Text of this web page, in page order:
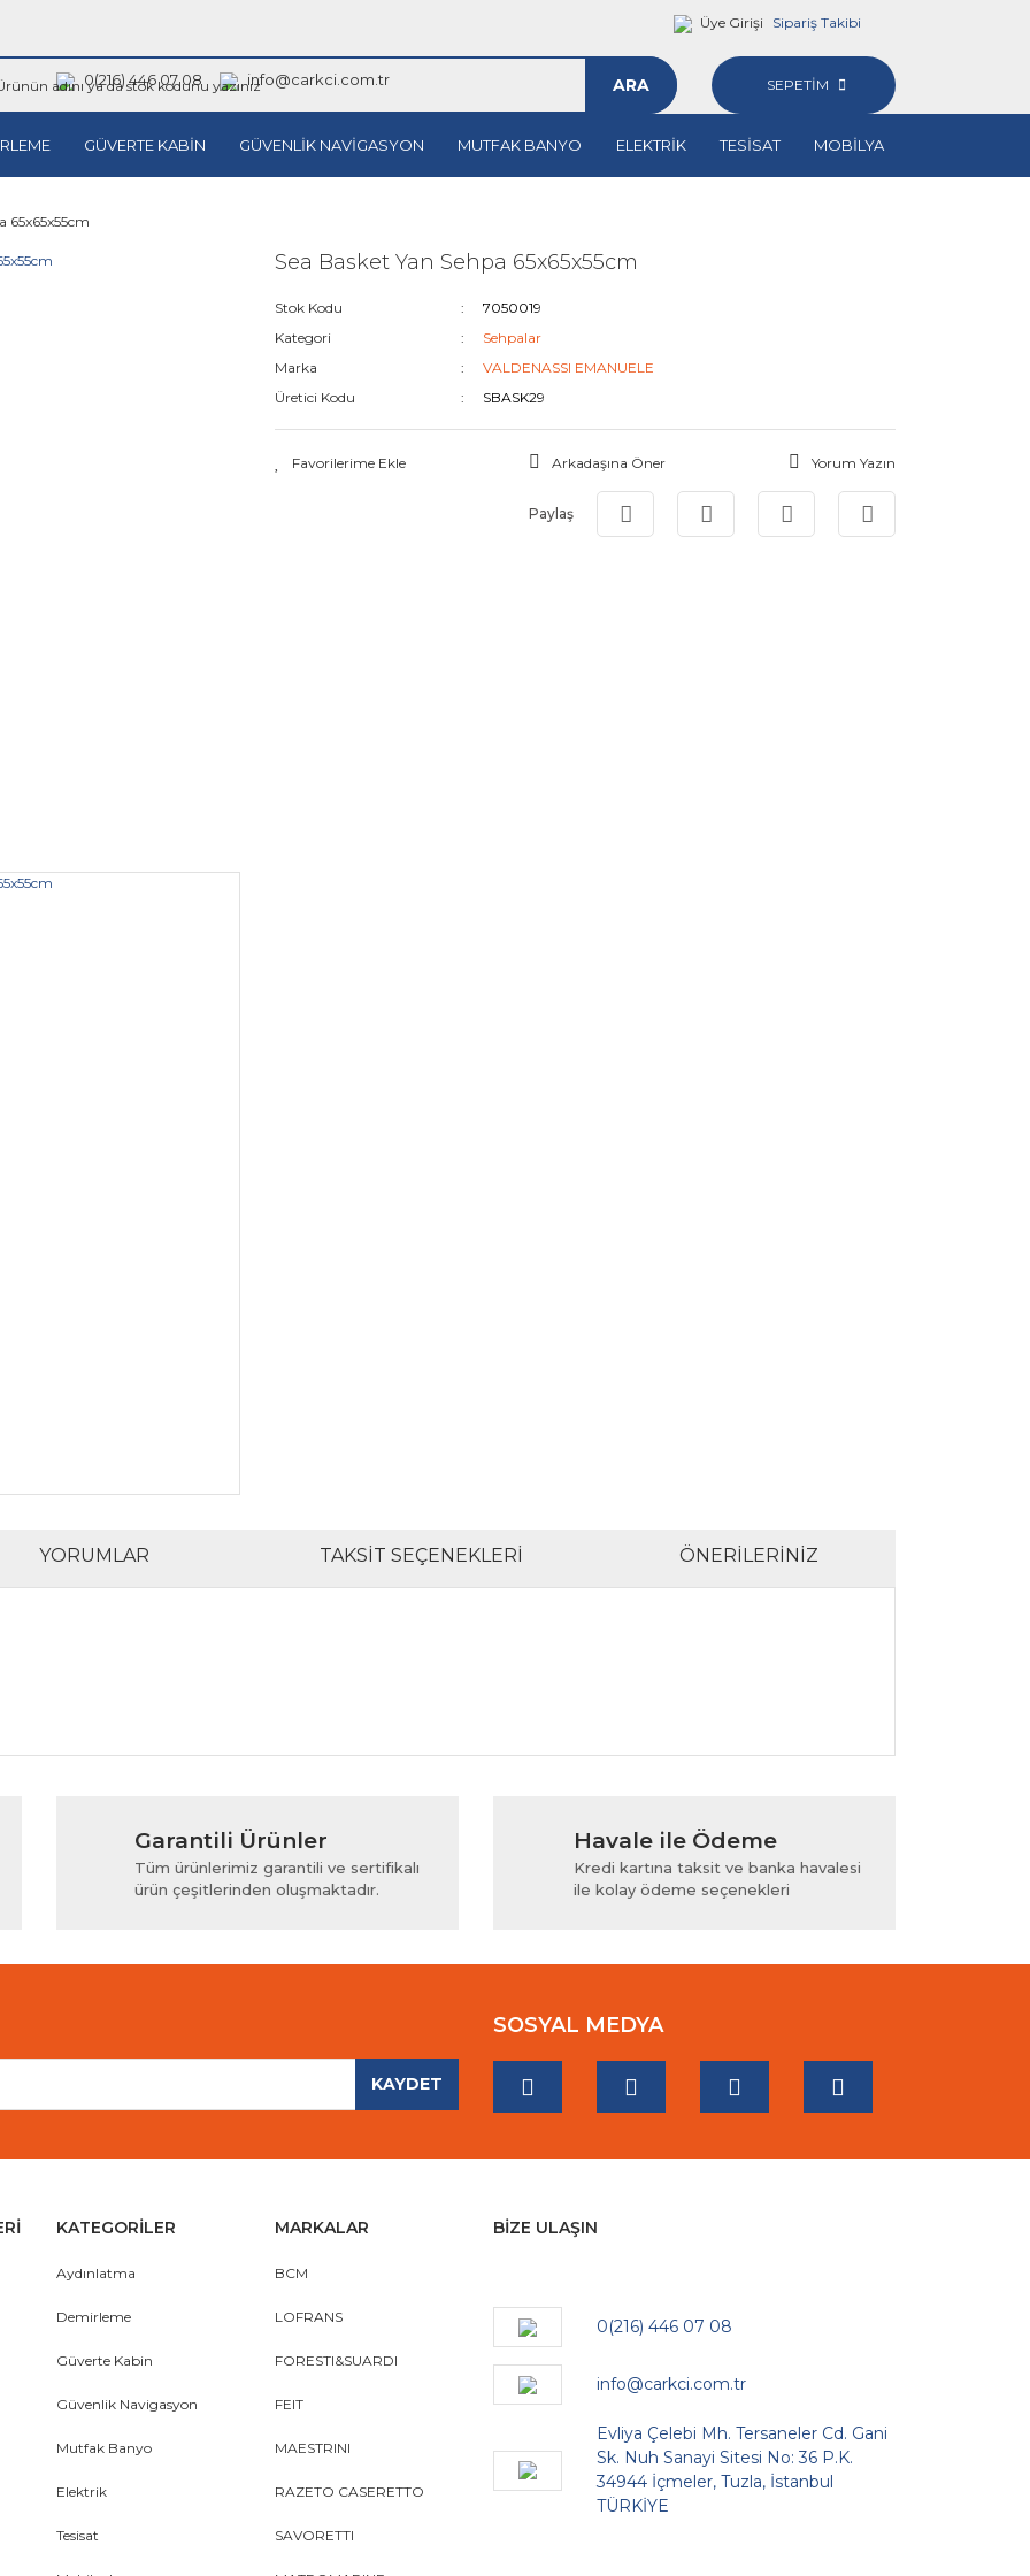
Üye Girişi Sipariş Takibi
0(216) 446 07 08 info@carkci.com.tr ARA SEPETİM
GÜVERTE KABİN GÜVENLİK NAVİGASYON MUTFAK BANYO ELEKTRİK TESİSAT MOBİLYA
65x65x55cm
Sea Basket Yan Sehpa 65x65x55cm
Stok Kodu
7050019
Kategori
Sehpalar
Marka
VALDENASSI EMANUELE
Üretici Kodu
SBASK29
Arkadaşına Öner Yorum Yazın
Paylaş
YORUMLAR TAKSIT SEÇENEKLERI ÖNERILERINIZ
Yorum Yaz
ve diğer konularda yetersiz gördüğünüz noktaları öneri formunu kullanarak tarafımıza iletebilirsiniz.
Garantili Ürünler
Tüm ürünlerimiz garantili ve sertifikalı
ürün çeşitlerinden oluşmaktadır.
Havale ile Ödeme
Kredi kartına taksit ve banka havalesi
ile kolay ödeme seçenekleri
KAYDET
SOSYAL MEDYA
KATEGORİLER
Aydınlatma
Demirleme
Güverte Kabin
Güvenlik Navigasyon
Mutfak Banyo
Elektrik
Tesisat
MARKALAR
BCM
LOFRANS
FORESTI&SUARDI
FEIT
MAESTRINI
RAZETO CASERETTO
SAVORETTI
BİZE ULAŞIN
0(216) 446 07 08
info@carkci.com.tr
Evliya Çelebi Mh. Tersaneler Cd. Gani
Sk. Nuh Sanayi Sitesi No: 36 P.K.
34944 İçmeler, Tuzla, İstanbul
TÜRKİYE